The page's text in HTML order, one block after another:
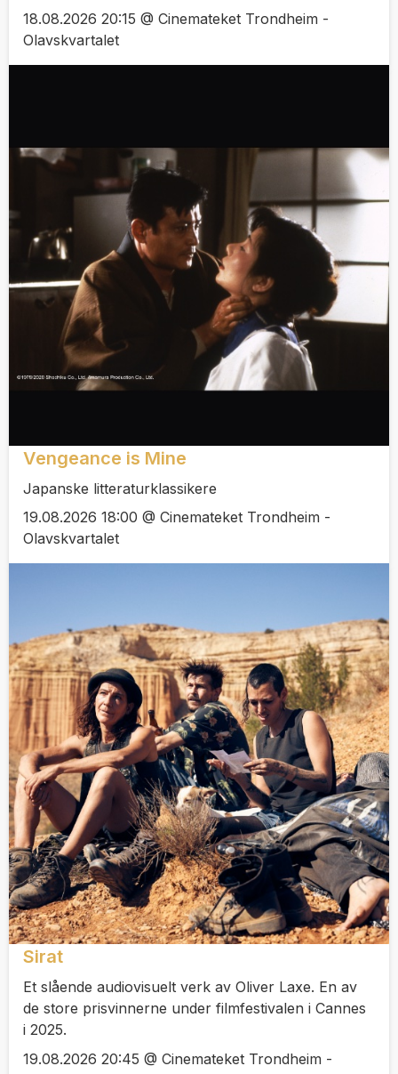
18.08.2026 20:15 @ Cinemateket Trondheim -
Olavskvartalet
Vengeance is Mine
Japanske litteraturklassikere
19.08.2026 18:00 @ Cinemateket Trondheim -
Olavskvartalet
Sirat
Et slående audiovisuelt verk av Oliver Laxe. En av
de store prisvinnerne under filmfestivalen i Cannes
i 2025.
19.08.2026 20:45 @ Cinemateket Trondheim -